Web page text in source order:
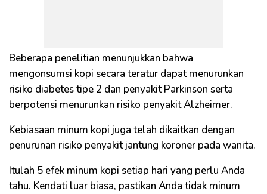
Beberapa penelitian menunjukkan bahwa
mengonsumsi kopi secara teratur dapat menurunkan
risiko diabetes tipe 2 dan penyakit Parkinson serta
berpotensi menurunkan risiko penyakit Alzheimer.
Kebiasaan minum kopi juga telah dikaitkan dengan
penurunan risiko penyakit jantung koroner pada wanita.
Itulah 5 efek minum kopi setiap hari yang perlu Anda
tahu. Kendati luar biasa, pastikan Anda tidak minum